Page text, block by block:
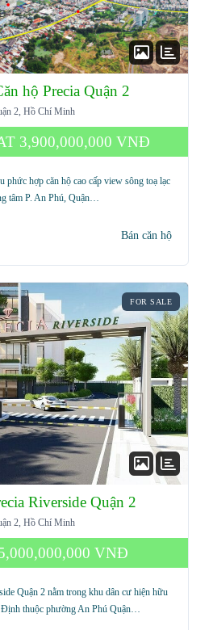
hộ Precia Quận 2
2, Hồ Chí Minh
3,900,000,000 VNĐ
phức hợp căn hộ cao cấp view sông toạ lạc
tâm P. An Phú, Quận…
Bán căn hộ
FOR SALE
Riverside Quận 2
2, Hồ Chí Minh
VNĐ
Quận 2 nằm trong khu dân cư hiện hữu
thuộc phường An Phú Quận…